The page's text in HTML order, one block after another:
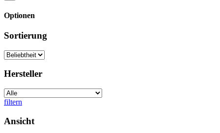
Optionen
Sortierung
Hersteller
filtern
Ansicht